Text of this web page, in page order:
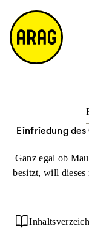
h
e
ta
k
ts
ei
te
e
m
a
p
Einfriedung
Ganz egal ob
besitzt, will dieses